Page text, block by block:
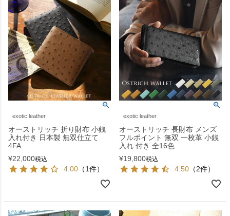
exotic leather
オーストリッチ 折り財布 小銭
入れ付き 日本製 無双仕立て
4FA
¥22,000税込
4.00 （1件）
exotic leather
オーストリッチ 長財布 メンズ
フルポイント 無双 一枚革 小銭
入れ 付き 全16色
¥19,800税込
4.50 （2件）